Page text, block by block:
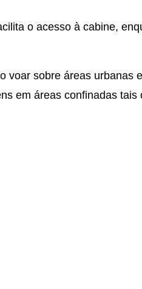
o acesso à cabine,
voar sobre áreas urbanas
em áreas confinadas tais